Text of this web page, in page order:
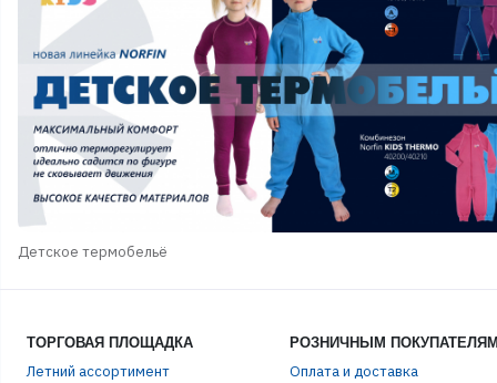
Детское термобельё
ТОРГОВАЯ ПЛОЩАДКА
Летний ассортимент
РОЗНИЧНЫМ
Оплата и доставка